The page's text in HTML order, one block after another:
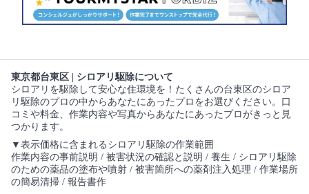
東京都台東区 | シロアリ駆除について
シロアリを駆除して安心な住環境を！たくさんの台東区のシロア
リ駆除のプロの中からあなたにあったプロをお選びください。口
コミや料金、作業内容や写真からあなたにあったプロがきっと見
つかります。
▼表示価格に含まれるシロアリ駆除の作業範囲
作業内容の事前説明 / 被害状況の確認と説明 / 養生 / シロアリ駆除
のための薬品の塗布や噴射 / 被害箇所への薬剤注入処理 / 作業場所
の簡易清掃 / 報告書作